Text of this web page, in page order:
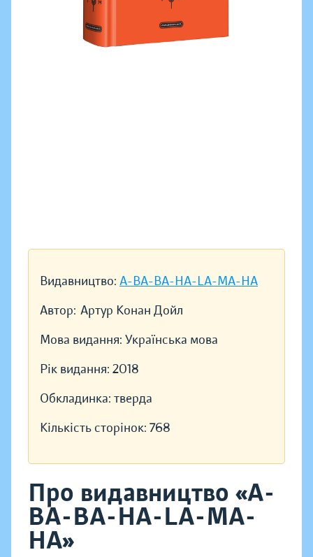
Видавництво: A-BA-BA-HA-LA-MA-HA
Автор: Артур Конан Дойл
Мова видання: Українська мова
Рік видання: 2018
Обкладинка: тверда
Кількість сторінок: 768
Про видавництво «A-
BA-BA-HA-LA-MA-
HA»